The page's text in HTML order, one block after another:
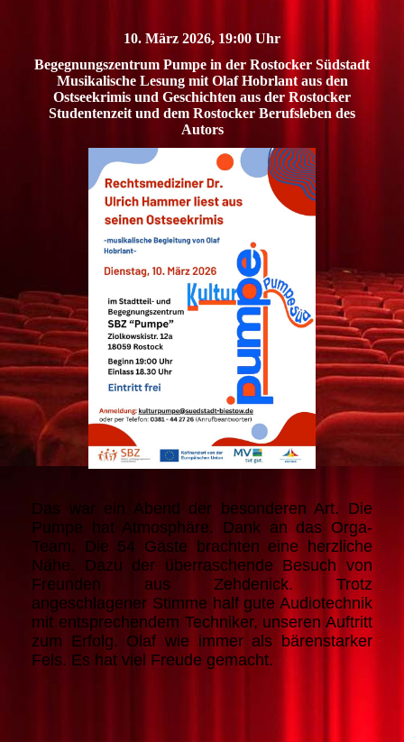
10. März 2026, 19:00 Uhr
Begegnungszentrum Pumpe in der Rostocker Südstadt
Musikalische Lesung mit Olaf Hobrlant aus den
Ostseekrimis und Geschichten aus der Rostocker
Studentenzeit und dem Rostocker Berufsleben des
Autors
Das war ein Abend der besonderen Art. Die
Pumpe hat Atmosphäre. Dank an das Orga-
Team. Die 54 Gäste brachten eine herzliche
Nähe. Dazu der überraschende Besuch von
Freunden aus Zehdenick. Trotz
angeschlagener Stimme half gute Audiotechnik
mit entsprechendem Techniker, unseren Auftritt
zum Erfolg. Olaf wie immer als bärenstarker
Fels. Es hat viel Freude gemacht.